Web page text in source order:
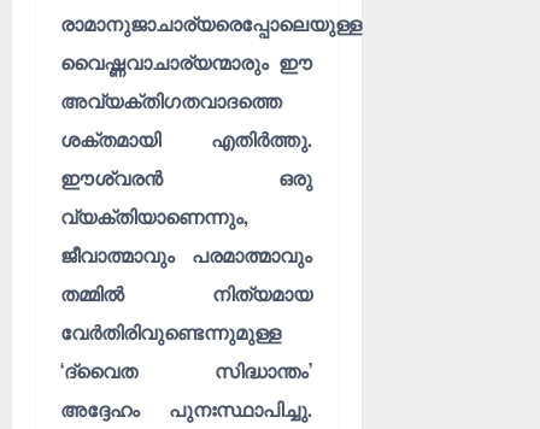
രാമാനുജാചാര്യരെപ്പോലെയുള്ള
വൈഷ്ണവാചാര്യന്മാരും ഈ
അവ്യക്തിഗതവാദത്തെ
ശക്തമായി എതിർത്തു.
ഈശ്വരൻ ഒരു
വ്യക്തിയാണെന്നും,
ജീവാത്മാവും പരമാത്മാവും
തമ്മിൽ നിത്യമായ
വേർതിരിവുണ്ടെന്നുമുള്ള
‘ദ്വൈത സിദ്ധാന്തം’
അദ്ദേഹം പുനഃസ്ഥാപിച്ചു.